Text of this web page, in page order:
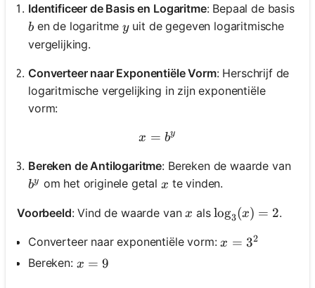
Identificeer de Basis en Logaritme: Bepaal de basis
b
ben de logaritmey
yuit de gegeven logaritmische
vergelijking.
Converteer naar Exponentiële Vorm: Herschrijf de
logaritmische vergelijking in zijn exponentiële
vorm:
x = b^y
x = by
Bereken de Antilogaritme: Bereken de waarde van
b^y
by om het originele getalx
x te vinden.
Voorbeeld: Vind de waarde vanx
x als\log_3(x) = 2
log3(x) = 2.
Converteer naar exponentiële vorm:x = 3^2
x = 32
Bereken: x = 9
x = 9